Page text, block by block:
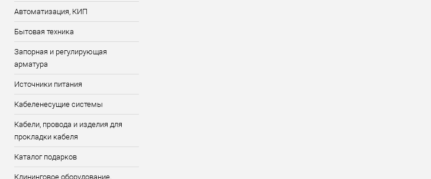
Автоматизация, КИП
Бытовая техника
Запорная и регулирующая
арматура
Источники питания
Кабеленесущие системы
Кабели, провода и изделия для
прокладки кабеля
Каталог подарков
Клининговое оборудование,